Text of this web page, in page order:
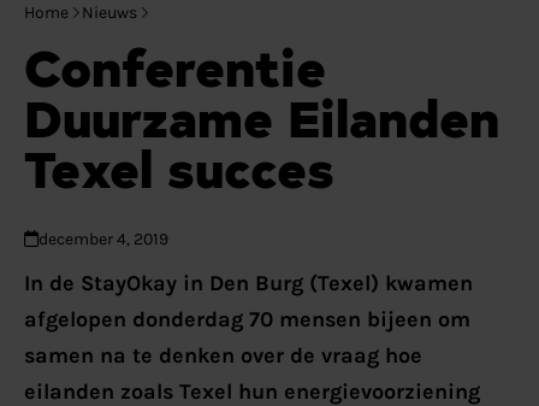
Home Nieuws
Conferentie
Duurzame Eilanden
Texel succes
december 4, 2019
In de StayOkay in Den Burg (Texel) kwamen
afgelopen donderdag 70 mensen bijeen om
samen na te denken over de vraag hoe
eilanden zoals Texel hun energievoorziening